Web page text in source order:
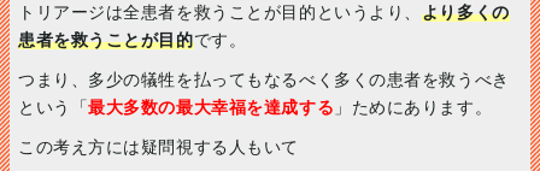
トリアージは全患者を救うことが目的というより、 より多くの
患者を救うことが目的です。
つまり、多少の犠牲を払ってもなるべく多くの患者を救うべき
という「最大多数の最大幸福を達成する 」ためにあります。
この考え方には疑問視する人もいて